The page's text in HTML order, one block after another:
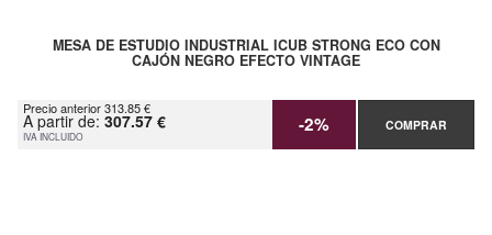
MESA DE ESTUDIO INDUSTRIAL ICUB STRONG ECO CON
CAJÓN NEGRO EFECTO VINTAGE
Precio anterior 313.85 €
A partir de: 307.57 €
IVA INCLUIDO -2% COMPRAR